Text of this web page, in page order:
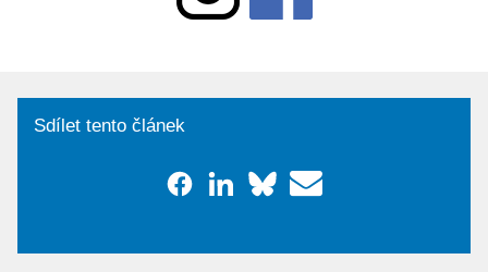
Sdílet tento článek